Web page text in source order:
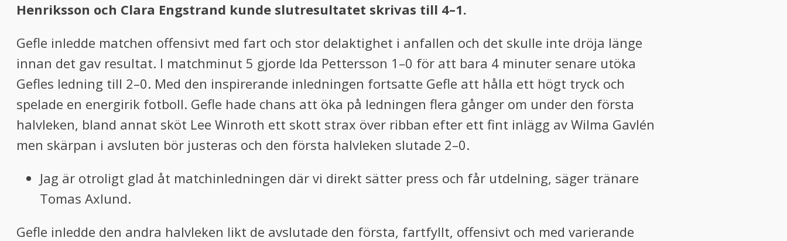
Henriksson och Clara Engstrand kunde slutresultatet skrivas till 4–1.
Gefle inledde matchen offensivt med fart och stor delaktighet i anfallen och det skulle inte dröja länge
innan det gav resultat. I matchminut 5 gjorde Ida Pettersson 1–0 för att bara 4 minuter senare utöka
Gefles ledning till 2–0. Med den inspirerande inledningen fortsatte Gefle att hålla ett högt tryck och
spelade en energirik fotboll. Gefle hade chans att öka på ledningen flera gånger om under den första
halvleken, bland annat sköt Lee Winroth ett skott strax över ribban efter ett fint inlägg av Wilma Gavlén
men skärpan i avsluten bör justeras och den första halvleken slutade 2–0.
Jag är otroligt glad åt matchinledningen där vi direkt sätter press och får utdelning, säger tränare
Tomas Axlund.
Gefle inledde den andra halvleken likt de avslutade den första, fartfyllt, offensivt och med varierande